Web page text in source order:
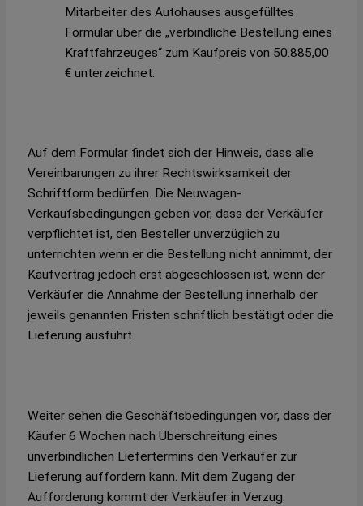
Mitarbeiter des Autohauses ausgefülltes
Formular über die „verbindliche Bestellung eines
Kraftfahrzeuges“ zum Kaufpreis von 50.885,00
€ unterzeichnet.
Auf dem Formular findet sich der Hinweis, dass alle
Vereinbarungen zu ihrer Rechtswirksamkeit der
Schriftform bedürfen. Die Neuwagen-
Verkaufsbedingungen geben vor, dass der Verkäufer
verpflichtet ist, den Besteller unverzüglich zu
unterrichten wenn er die Bestellung nicht annimmt, der
Kaufvertrag jedoch erst abgeschlossen ist, wenn der
Verkäufer die Annahme der Bestellung innerhalb der
jeweils genannten Fristen schriftlich bestätigt oder die
Lieferung ausführt.
Weiter sehen die Geschäftsbedingungen vor, dass der
Käufer 6 Wochen nach Überschreitung eines
unverbindlichen Liefertermins den Verkäufer zur
Lieferung auffordern kann. Mit dem Zugang der
Aufforderung kommt der Verkäufer in Verzug.